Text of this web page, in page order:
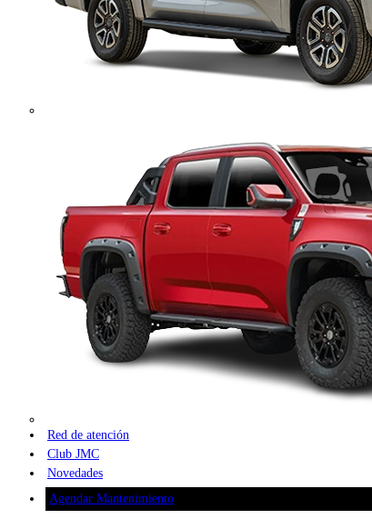
Red de atención
Club JMC
Novedades
Agendar Mantenimiento